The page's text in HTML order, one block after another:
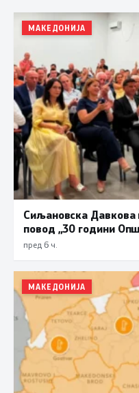
МАКЕДОНИЈА
Сиљановска Давкова
повод „30 години
пред 6 ч.
МАКЕДОНИЈА